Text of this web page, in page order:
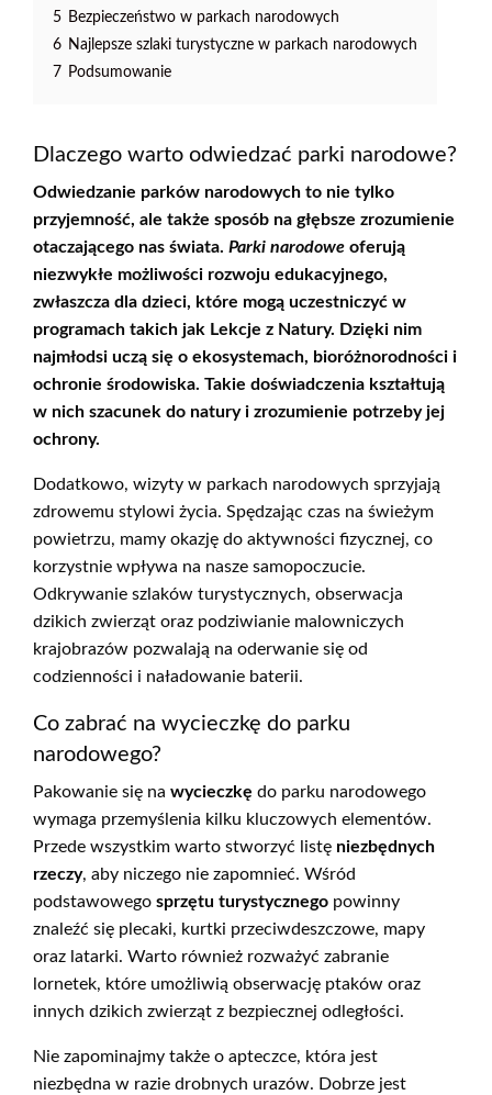
5 Bezpieczeństwo w parkach narodowych
6 Najlepsze szlaki turystyczne w parkach narodowych
7 Podsumowanie
Dlaczego warto odwiedzać parki narodowe?
Odwiedzanie parków narodowych to nie tylko
przyjemność, ale także sposób na głębsze zrozumienie
otaczającego nas świata. Parki narodowe oferują
niezwykłe możliwości rozwoju edukacyjnego,
zwłaszcza dla dzieci, które mogą uczestniczyć w
programach takich jak Lekcje z Natury. Dzięki nim
najmłodsi uczą się o ekosystemach, bioróżnorodności i
ochronie środowiska. Takie doświadczenia kształtują
w nich szacunek do natury i zrozumienie potrzeby jej
ochrony.
Dodatkowo, wizyty w parkach narodowych sprzyjają
zdrowemu stylowi życia. Spędzając czas na świeżym
powietrzu, mamy okazję do aktywności fizycznej, co
korzystnie wpływa na nasze samopoczucie.
Odkrywanie szlaków turystycznych, obserwacja
dzikich zwierząt oraz podziwianie malowniczych
krajobrazów pozwalają na oderwanie się od
codzienności i naładowanie baterii.
Co zabrać na wycieczkę do parku
narodowego?
Pakowanie się na wycieczkę do parku narodowego
wymaga przemyślenia kilku kluczowych elementów.
Przede wszystkim warto stworzyć listę niezbędnych
rzeczy, aby niczego nie zapomnieć. Wśród
podstawowego sprzętu turystycznego powinny
znaleźć się plecaki, kurtki przeciwdeszczowe, mapy
oraz latarki. Warto również rozważyć zabranie
lornetek, które umożliwią obserwację ptaków oraz
innych dzikich zwierząt z bezpiecznej odległości.
Nie zapominajmy także o apteczce, która jest
niezbędna w razie drobnych urazów. Dobrze jest